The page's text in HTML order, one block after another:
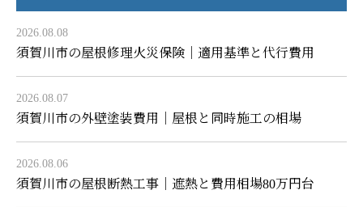
2026.08.08
須賀川市の屋根修理火災保険｜適用基準と代行費用
2026.08.07
須賀川市の外壁塗装費用｜屋根と同時施工の相場
2026.08.06
須賀川市の屋根断熱工事｜遮熱と費用相場80万円台